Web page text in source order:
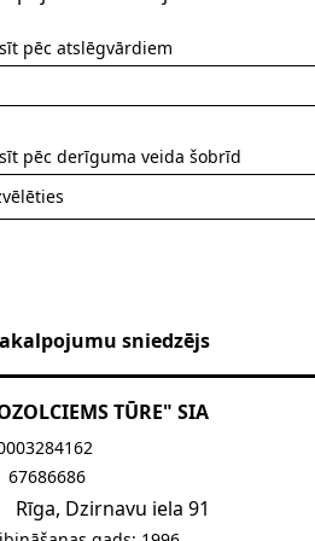
pēc atslēgvārdiem
pēc derīguma veida šobrīd
sniedzējs
TŪRE" SIA
67686686
Rīga, Dzirnavu iela 91